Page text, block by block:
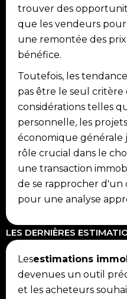
trouver des
que les vendeurs
une remontée des
bénéfice.
Toutefois, les
pas être le seul critère
considérations telles
personnelle, les
économique
rôle crucial dans le
une transaction
de se rapprocher d'un
pour une analyse
LES DERNIÈRES
Lesestimations
devenues un outil
et les acheteurs